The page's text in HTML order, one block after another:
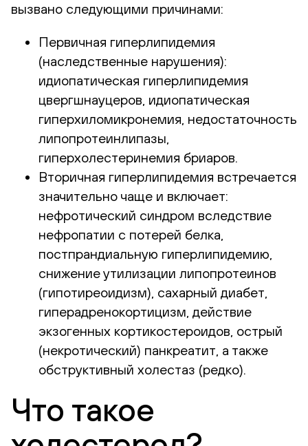
вызвано следующими причинами:
Первичная гиперлипидемия
(наследственные нарушения):
идиопатическая гиперлипидемия
цвергшнауцеров, идиопатическая
гиперхиломикронемия, недостаточность
липопротеинлипазы,
гиперхолестеринемия бриаров.
Вторичная гиперлипидемия встречается
значительно чаще и включает:
нефротический синдром вследствие
нефропатии с потерей белка,
постпрандиальную гиперлипидемию,
снижение утилизации липопротеинов
(гипотиреоидизм), сахарный диабет,
гиперадренокортицизм, действие
экзогенных кортикостероидов, острый
(некротический) панкреатит, а также
обструктивный холестаз (редко).
Что такое